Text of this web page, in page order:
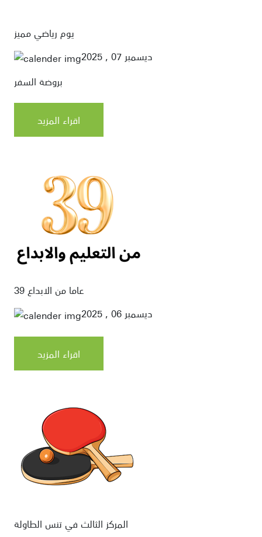
يوم رياضي مميز
ديسمبر 07 , 2025
بروضة السفر
اقراء المزيد
39 عاما من الابداع
ديسمبر 06 , 2025
اقراء المزيد
المركز الثالث في تنس الطاولة